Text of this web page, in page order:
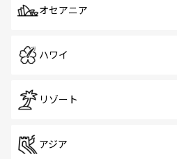
オセアニア
ハワイ
リゾート
アジア